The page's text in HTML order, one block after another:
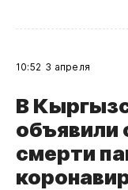
10:52 3 апреля
В
объявили
смерти